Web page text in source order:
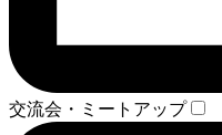
交流会・ミートアップ